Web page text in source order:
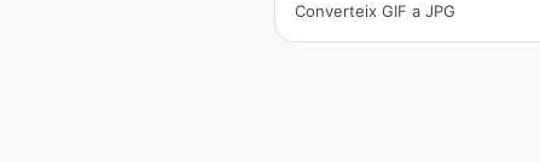
Converteix GIF a JPG